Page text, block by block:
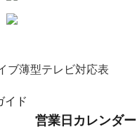
営業日カレンダー